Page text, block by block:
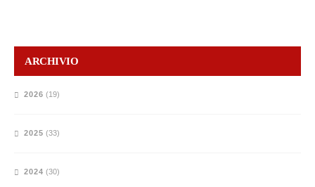
ARCHIVIO
2026 (19)
2025 (33)
2024 (30)